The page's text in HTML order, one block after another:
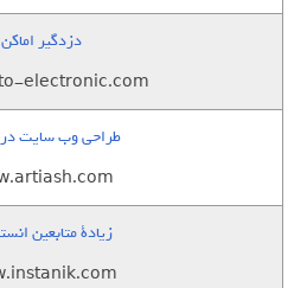
دزدگیر اماکن
electronic.com
طراحی وب سایت در
زيادة متابعين